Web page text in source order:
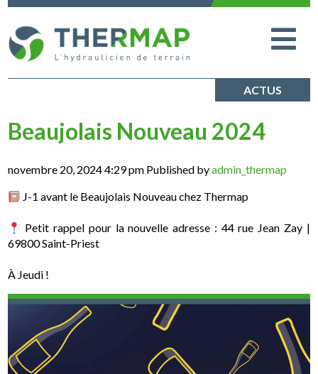
ACTUS
Beaujolais Nouveau 2024
novembre 20, 2024 4:29 pm Published byadmin_thermap
J-1 avant le Beaujolais Nouveau chez Thermap
Petit rappel pour la nouvelle adresse : 44 rue Jean Zay |
69800 Saint-Priest
À Jeudi !